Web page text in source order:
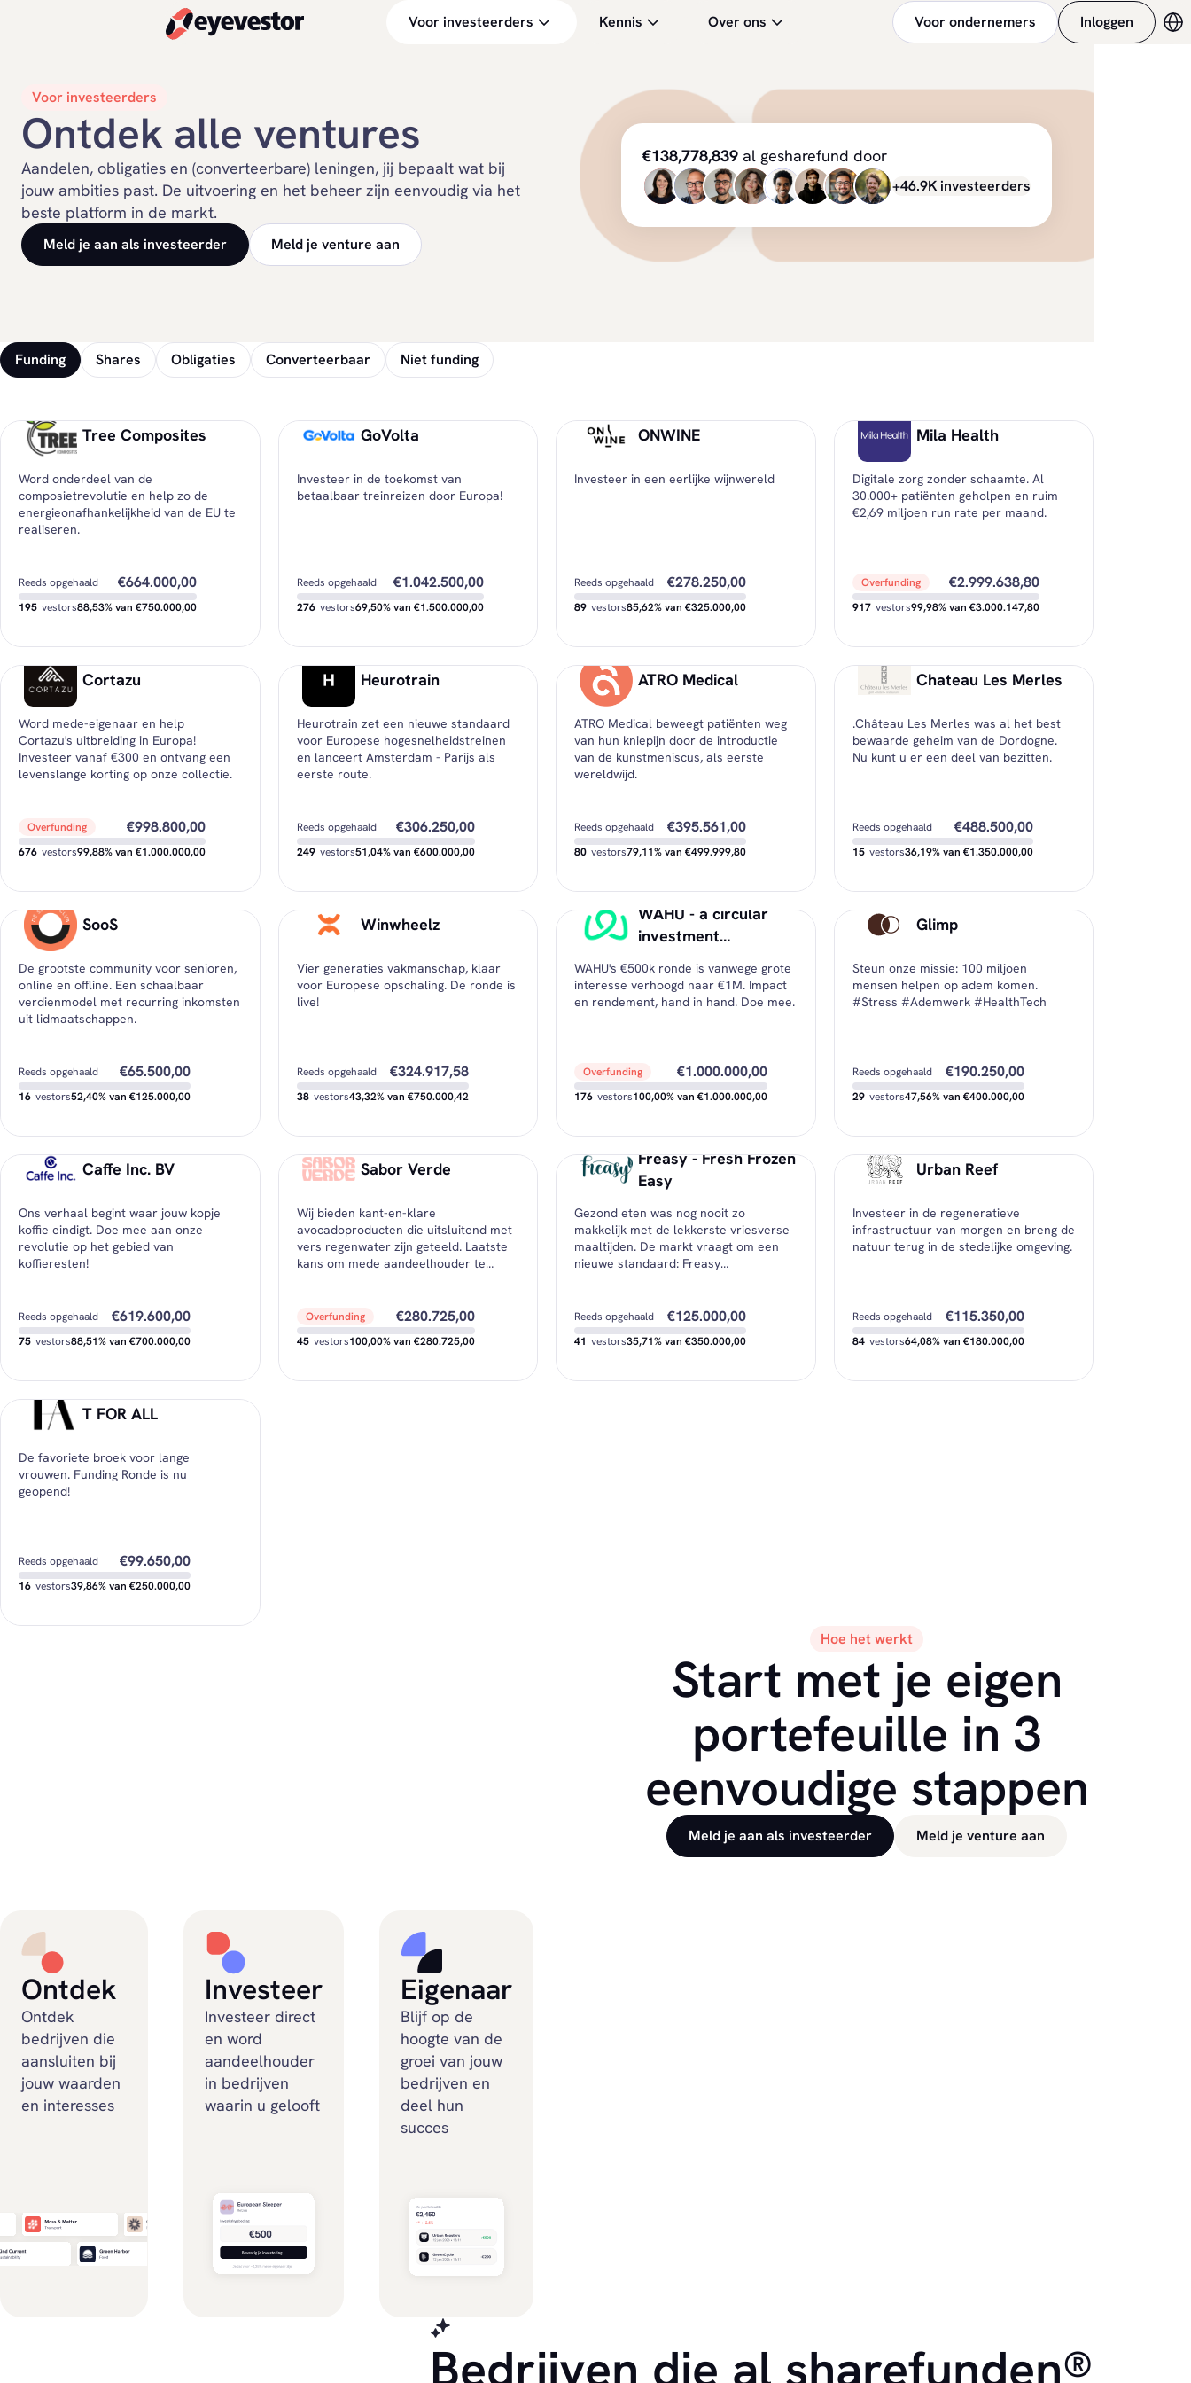
Voor investeerders Kennis Over ons Voor ondernemers Inloggen
Voor investeerders
Ontdek alle ventures
Aandelen, obligaties en (converteerbare) leningen, jij bepaalt wat bij
jouw ambities past. De uitvoering en het beheer zijn eenvoudig via het
beste platform in de markt.
Meld je aan als investeerder Meld je venture aan
€138,778,839al gesharefund door
+46.9K investeerders
Funding
Funding Shares Obligaties Converteerbaar Niet funding
Tree Composites
Word onderdeel van de
composietrevolutie en help zo de
energieonafhankelijkheid van de EU te
realiseren.
Reeds opgehaald €664.000,00
195 vestors88,53% van €750.000,00
Nog beschikbaar
Minimale investering
Gemiddelde investering €3.405,13
GoVolta
Investeer in de toekomst van
betaalbaar treinreizen door Europa!
Reeds opgehaald €1.042.500,00
276 vestors69,50% van €1.500.000,00
Nog beschikbaar €446.000,00
Minimale investering
Gemiddelde investering €3.777,17
ONWINE
Investeer in een eerlijke wijnwereld
Reeds opgehaald €278.250,00
89 vestors85,62% van €325.000,00
Nog beschikbaar €40.750,00
Minimale investering
Gemiddelde investering €3.126,40
Mila Health
Digitale zorg zonder schaamte. Al
30.000+ patiënten geholpen en ruim
€2,69 miljoen run rate per maand.
Overfunding €2.999.638,80
917 vestors99,98% van €3.000.147,80
Nog beschikbaar €0,00
Gemiddelde investering €3.271,14
Cortazu
Word mede-eigenaar en help
Cortazu's uitbreiding in Europa!
Investeer vanaf €300 en ontvang een
levenslange korting op onze collectie.
Overfunding €998.800,00
676 vestors99,88% van €1.000.000,00
Nog beschikbaar
Minimale investering
Gemiddelde investering €1.477,51
Heurotrain
Heurotrain zet een nieuwe standaard
voor Europese hogesnelheidstreinen
en lanceert Amsterdam - Parijs als
eerste route.
Reeds opgehaald €306.250,00
249 vestors51,04% van €600.000,00
Nog beschikbaar €293.000,00
Gemiddelde investering €1.229,92
ATRO Medical
ATRO Medical beweegt patiënten weg
van hun kniepijn door de introductie
van de kunstmeniscus, als eerste
wereldwijd.
Reeds opgehaald €395.561,00
80 vestors79,11% van €499.999,80
Nog beschikbaar €104.438,80
Gemiddelde investering €4.944,51
Chateau Les Merles
.Château Les Merles was al het best
bewaarde geheim van de Dordogne.
Nu kunt u er een deel van bezitten.
Reeds opgehaald €488.500,00
15 vestors36,19% van €1.350.000,00
Nog beschikbaar
Gemiddelde investering €32.566,67
SooS
De grootste community voor senioren,
online en offline. Een schaalbaar
verdienmodel met recurring inkomsten
uit lidmaatschappen.
Reeds opgehaald €65.500,00
16 vestors52,40% van €125.000,00
Nog beschikbaar €59.500,00
Gemiddelde investering €4.093,75
Winwheelz
Vier generaties vakmanschap, klaar
voor Europese opschaling. De ronde is
live!
Reeds opgehaald €324.917,58
38 vestors43,32% van €750.000,42
Nog beschikbaar €421.832,58
Gemiddelde investering €8.550,46
WAHU - a circular
investment
WAHU's €500k ronde is vanwege grote
interesse verhoogd naar €1M. Impact
en rendement, hand in hand. Doe mee.
Overfunding €1.000.000,00
176 vestors100,00% van €1.000.000,00
Nog beschikbaar €0,00
Minimale investering
Gemiddelde investering€5.681,82
Glimp
Steun onze missie: 100 miljoen
mensen helpen op adem komen.
#Stress #Ademwerk #HealthTech
Reeds opgehaald €190.250,00
29 vestors47,56% van €400.000,00
Nog beschikbaar €209.750,00
Gemiddelde investering €6.560,34
Caffe Inc. BV
Ons verhaal begint waar jouw kopje
koffie eindigt. Doe mee aan onze
revolutie op het gebied van
koffieresten!
Reeds opgehaald €619.600,00
75 vestors88,51% van €700.000,00
Nog beschikbaar €80.400,00
Gemiddelde investering €8.261,33
Sabor Verde
Wij bieden kant-en-klare
avocadoproducten die uitsluitend met
vers regenwater zijn geteeld. Laatste
kans om mede aandeelhouder te
Overfunding €280.725,00
45 vestors100,00% van €280.725,00
Freasy - Fresh Frozen
Easy
Gezond eten was nog nooit zo
makkelijk met de lekkerste vriesverse
maaltijden. De markt vraagt om een
nieuwe standaard: Freasy
Reeds opgehaald €125.000,00
41 vestors35,71% van €350.000,00
Urban Reef
Investeer in de regeneratieve
infrastructuur van morgen en breng de
natuur terug in de stedelijke omgeving.
Reeds opgehaald €115.350,00
84 vestors64,08% van €180.000,00
T FOR ALL
De favoriete broek voor lange
vrouwen. Funding Ronde is nu
geopend!
Reeds opgehaald €99.650,00
16 vestors39,86% van €250.000,00
Hoe het werkt
Start met je eigen
portefeuille in 3
eenvoudige stappen
Meld je aan als investeerder Meld je venture aan
Ontdek
Ontdek
bedrijven die
aansluiten bij
jouw waarden
en interesses
Investeer
Investeer direct
en word
aandeelhouder
in bedrijven
waarin u gelooft
Eigenaar
Blijf op de
hoogte van de
groei van jouw
bedrijven en
deel hun
succes
Bedrijven die al sharefunden®